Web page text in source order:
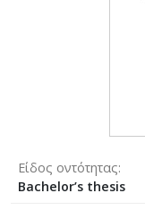
Είδος οντότητας
Bachelor’s thesis